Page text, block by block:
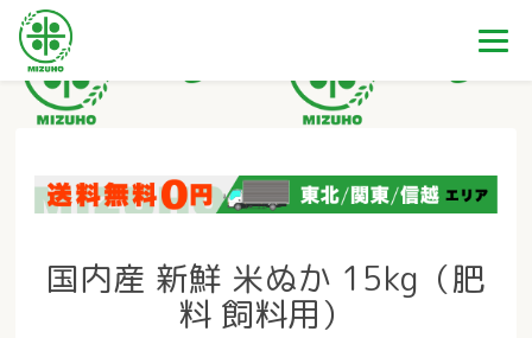
国内産 新鮮 米ぬか 15kg（肥
料 飼料用）